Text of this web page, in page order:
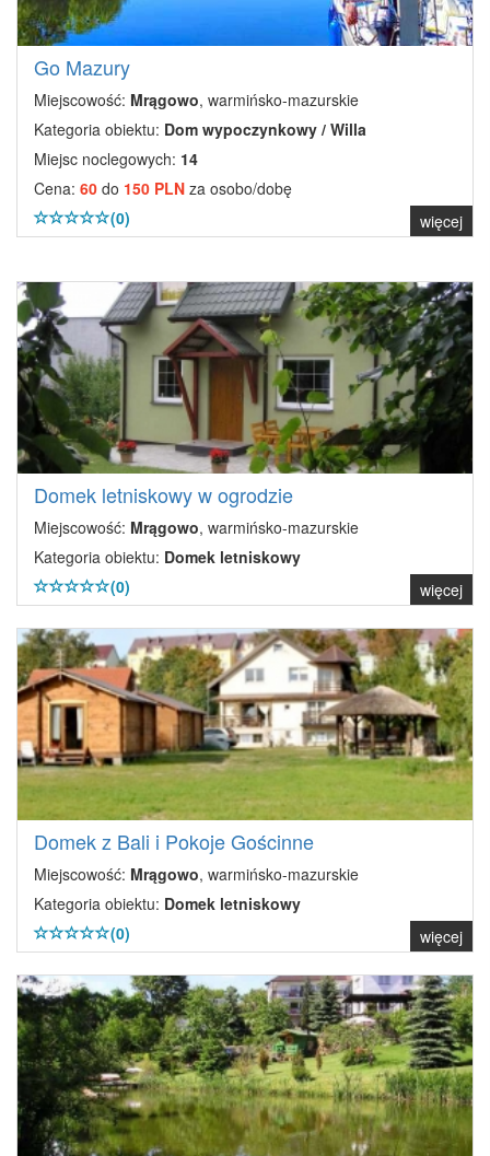
Go Mazury
Miejscowość: Mrągowo, warmińsko-mazurskie
Kategoria obiektu: Dom wypoczynkowy / Willa
Miejsc noclegowych: 14
Cena: 60 do 150 PLN za osobo/dobę
(0)
więcej
Domek letniskowy w ogrodzie
Miejscowość: Mrągowo, warmińsko-mazurskie
Kategoria obiektu: Domek letniskowy
(0)
więcej
Domek z Bali i Pokoje Gościnne
Miejscowość: Mrągowo, warmińsko-mazurskie
Kategoria obiektu: Domek letniskowy
(0)
więcej